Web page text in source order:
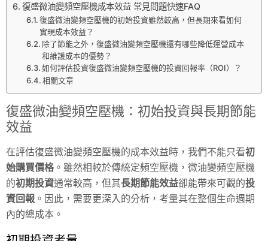
復盛微油變頻空壓機成本效益 常見問題快速FAQ
復盛微油變頻空壓機的初始投資雖然較高，但長期來看如何
實現成本效益？
除了節能之外，復盛微油變頻空壓機還有哪些降低運營成本
和維護成本的優勢？
如何評估投資復盛微油變頻空壓機的投資回報率（ROI）？
相關文章
復盛微油變頻空壓機：初始投資與長期節能
效益
在評估復盛微油變頻空壓機的成本效益時，我們不能只看初
始購買價格。雖然相較於傳統定頻空壓機，微油變頻空壓機
的初期投資通常較高，但其長期節能效益卻能帶來可觀的投
資回報 。因此，需要更深入的分析，考量其在整個生命週期
內的總成本。